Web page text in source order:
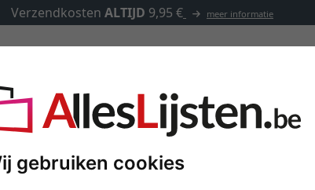
gebruiken cookies
Verzendkosten ALTIJD 9,95 € meer informatie
op maat Passe-partouts Toebehoren